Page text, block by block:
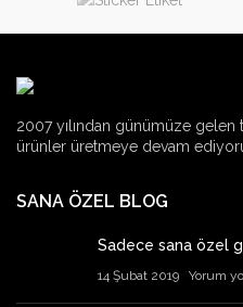
2007 yılından günümüze
ürünler üretmeye devam
SANA ÖZEL BLOG
Sadece sana özel
14 Şubat 2019 Yorum